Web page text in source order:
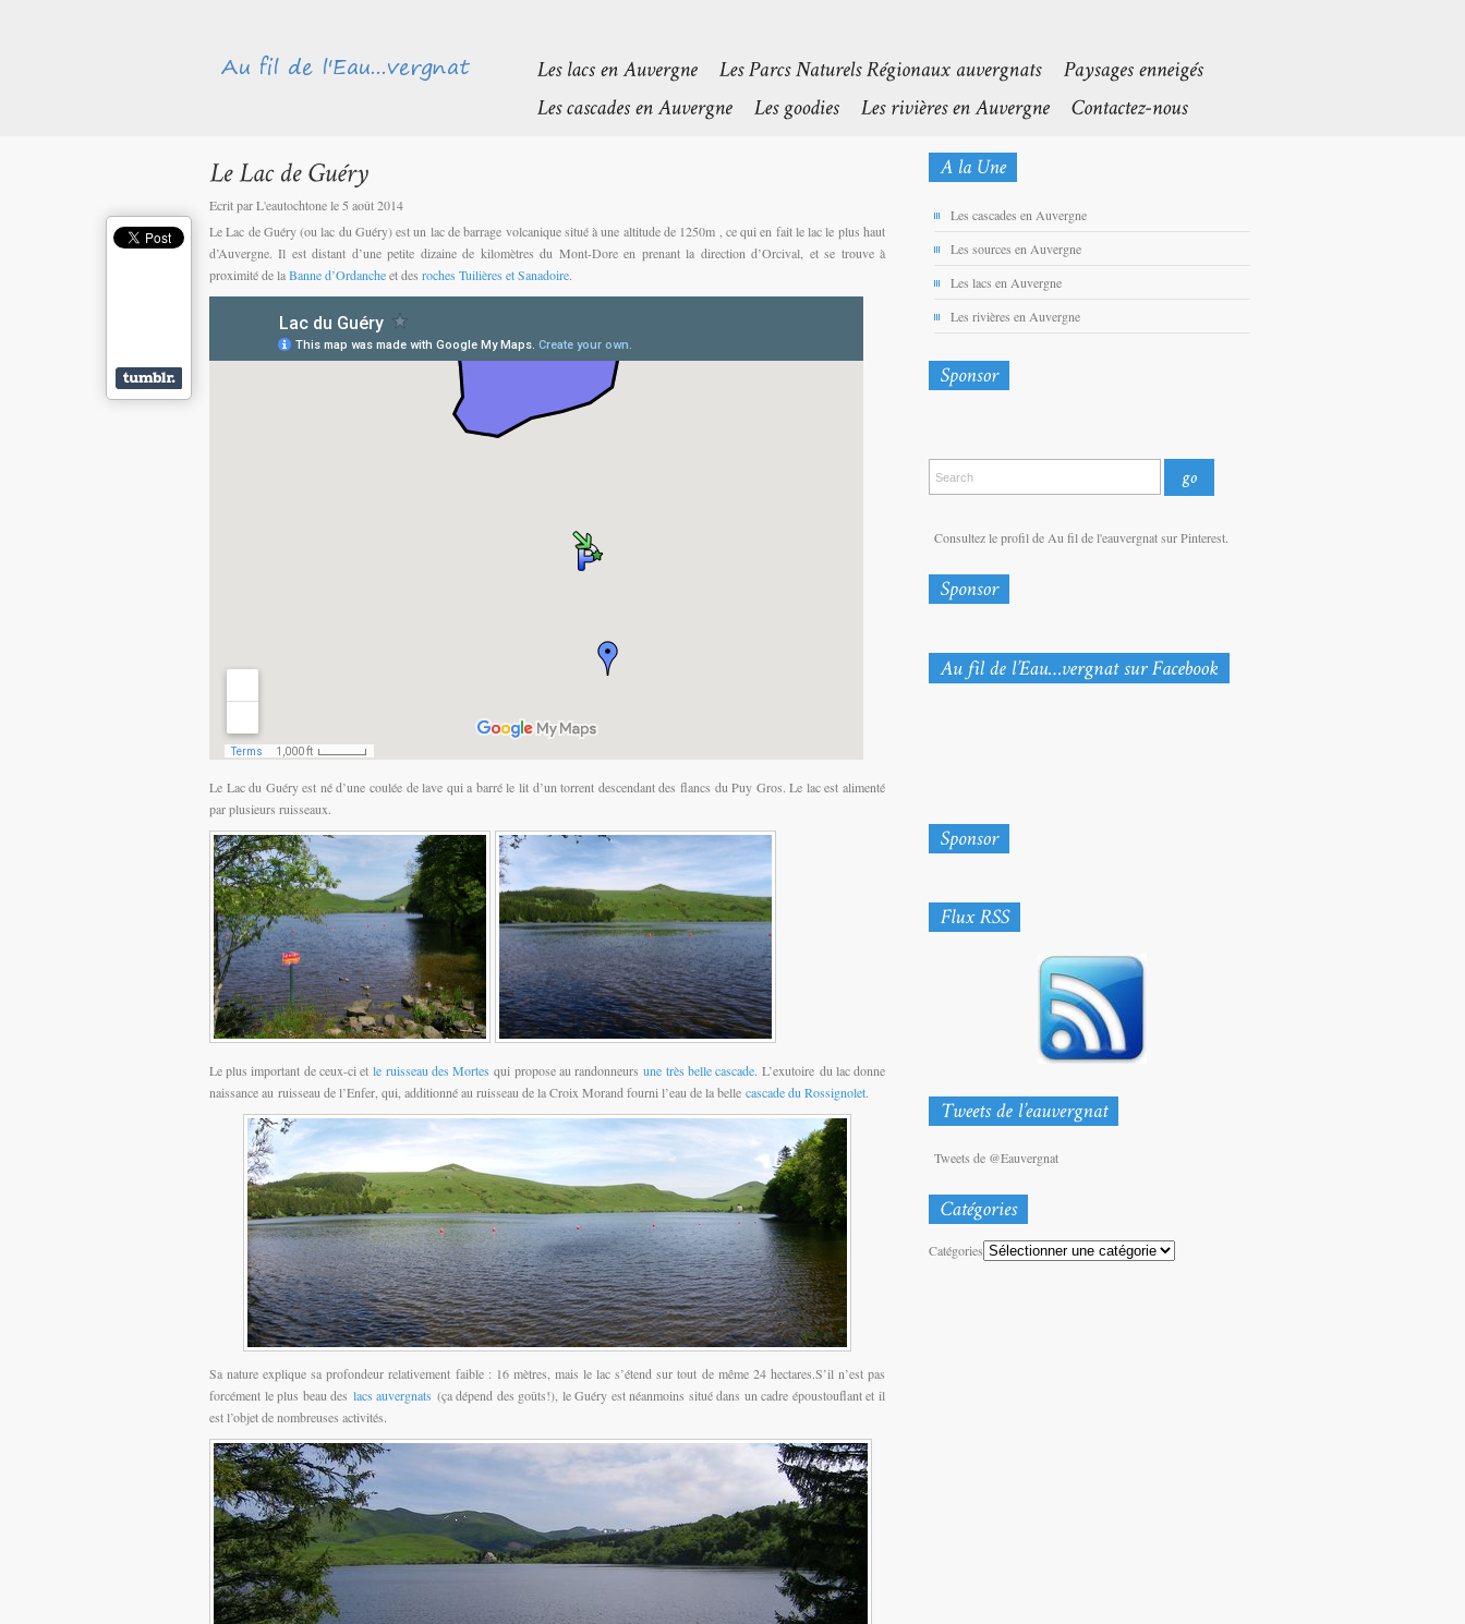
Ecrit par L'eautochtone le 5 août 2014
Le Lac de Guéry (ou lac du Guéry) est un lac de barrage volcanique situé à une altitude de 1250m , ce qui en fait le lac le plus haut
d’Auvergne. Il est distant d’une petite dizaine de kilomètres du Mont-Dore en prenant la direction d’Orcival, et se trouve à
proximité de laBanne d’Ordancheet des roches Tuilières et Sanadoire.
Le Lac du Guéry est né d’une coulée de lave qui a barré le lit d’un torrent descendant des flancs du Puy Gros. Le lac est alimenté
par plusieurs ruisseaux.
Le plus important de ceux-ci etle ruisseau des Mortes qui propose au randonneursune très belle cascade. L’exutoire du lac donne
naissance au ruisseau de l’Enfer, qui, additionné au ruisseau de la Croix Morand fourni l’eau de la belle cascade du Rossignolet.
Sa nature explique sa profondeur relativement faible : 16 mètres, mais le lac s’étend sur tout de même 24 hectares.S’il n’est pas
forcément le plus beau des lacs auvergnats (ça dépend des goûts!), le Guéry est néanmoins situé dans un cadre époustouflant et il
est l’objet de nombreuses activités.
Les cascades en Auvergne
Les sources en Auvergne
Les lacs en Auvergne
Les rivières en Auvergne
Consultez le profil de Au fil de l'eauvergnat sur Pinterest.
Tweets de @Eauvergnat
Catégories